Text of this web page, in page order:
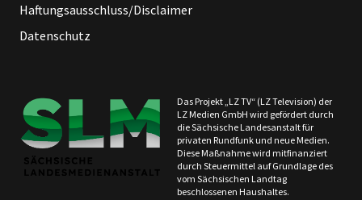
Haftungsausschluss/Disclaimer
Datenschutz
Das Projekt „LZ TV“ (LZ Television) der
LZ Medien GmbH wird gefördert durch
die Sächsische Landesanstalt für
privaten Rundfunk und neue Medien.
Diese Maßnahme wird mitfinanziert
durch Steuermittel auf Grundlage des
vom Sächsischen Landtag
beschlossenen Haushaltes.